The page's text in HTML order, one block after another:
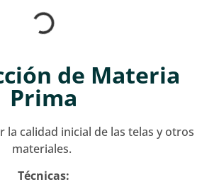
de Materia
Prima
la calidad inicial de las telas y otros
materiales.
Técnicas: